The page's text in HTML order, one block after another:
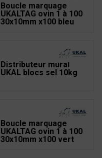
Boucle marquage
UKALTAG ovin 1 à 100
30x10mm x100 bleu
Distributeur mural
UKAL blocs sel 10kg
Boucle marquage
UKALTAG ovin 1 à 100
30x10mm x100 vert